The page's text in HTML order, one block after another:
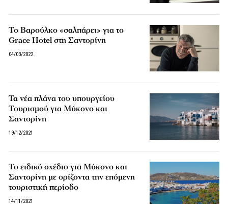
Το Βαρούλκο «σαλπάρει» για το
Grace Hotel στη Σαντορίνη
04/03/2022
Τα νέα πλάνα του υπουργείου
Τουρισμού για Μύκονο και
Σαντορίνη
19/12/2021
Το ειδικό σχέδιο για Μύκονο και
Σαντορίνη με ορίζοντα την επόμενη
τουριστική περίοδο
14/11/2021